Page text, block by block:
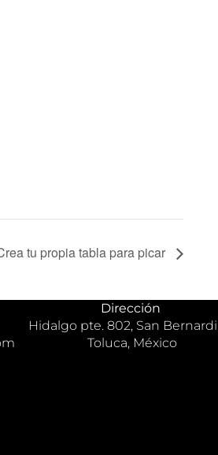
tu propia tabla para picar
Dirección
Hidalgo pte. 802, San
Toluca, México